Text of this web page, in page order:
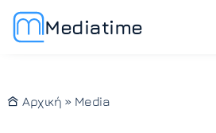
Mediatime
Αρχική » Media